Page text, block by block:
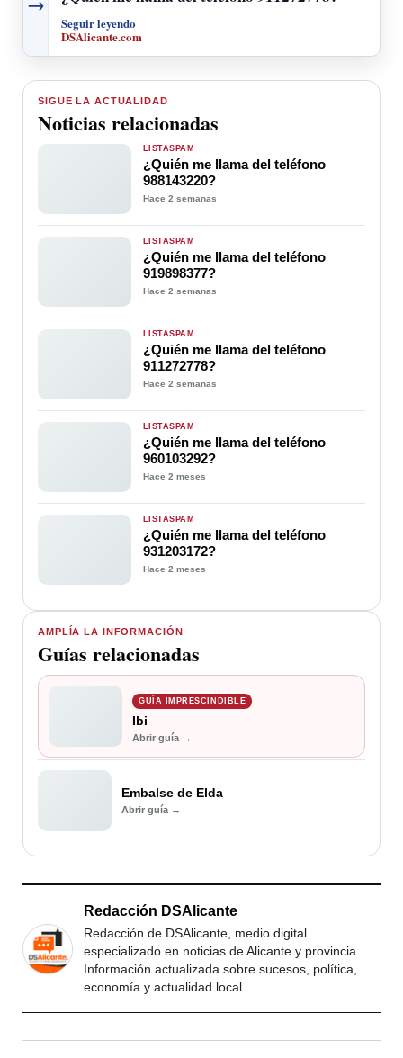
Seguir leyendo
DSAlicante.com
AMPLÍA LA INFORMACIÓN
Guías relacionadas
GUÍA IMPRESCINDIBLE
Ibi
Abrir guía →
Embalse de Elda
Abrir guía →
SIGUE LA ACTUALIDAD
Noticias relacionadas
LISTASPAM
¿Quién me llama del teléfono
988143220?
Hace 2 semanas
LISTASPAM
¿Quién me llama del teléfono
919898377?
Hace 2 semanas
LISTASPAM
¿Quién me llama del teléfono
911272778?
Hace 2 semanas
LISTASPAM
¿Quién me llama del teléfono
960103292?
Hace 2 meses
LISTASPAM
¿Quién me llama del teléfono
931203172?
Hace 2 meses
Redacción DSAlicante
Redacción de DSAlicante, medio digital
especializado en noticias de Alicante y provincia.
Información actualizada sobre sucesos, política,
economía y actualidad local.